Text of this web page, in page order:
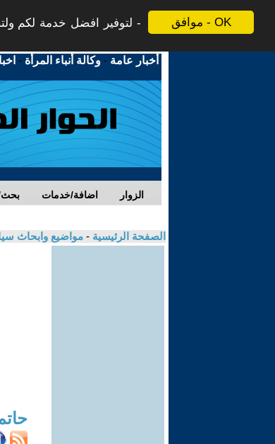
موافق - OK
لتوفير افضل خدمة لكم
أخبار عامة -وكالة أنباء المرأة -
اضافة/خدمات الزوار
الصفحة الرئيسية - مواضيع وابحاث